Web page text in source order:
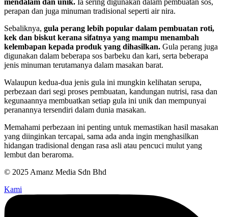
mendalam dan unik. Ia sering digunakan dalam pembuatan sos,
perapan dan juga minuman tradisional seperti air nira.
Sebaliknya, gula perang lebih popular dalam pembuatan roti,
kek dan biskut kerana sifatnya yang mampu menambah
kelembapan kepada produk yang dihasilkan. Gula perang juga
digunakan dalam beberapa sos barbeku dan kari, serta beberapa
jenis minuman terutamanya dalam masakan barat.
Walaupun kedua-dua jenis gula ini mungkin kelihatan serupa,
perbezaan dari segi proses pembuatan, kandungan nutrisi, rasa dan
kegunaannya membuatkan setiap gula ini unik dan mempunyai
peranannya tersendiri dalam dunia masakan.
Memahami perbezaan ini penting untuk memastikan hasil masakan
yang diinginkan tercapai, sama ada anda ingin menghasilkan
hidangan tradisional dengan rasa asli atau pencuci mulut yang
lembut dan beraroma.
© 2025 Amanz Media Sdn Bhd
Kami